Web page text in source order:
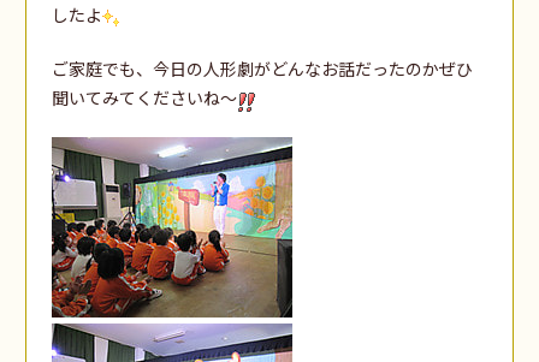
したよ
ご家庭でも、今日の人形劇がどんなお話だったのかぜひ
聞いてみてくださいね～